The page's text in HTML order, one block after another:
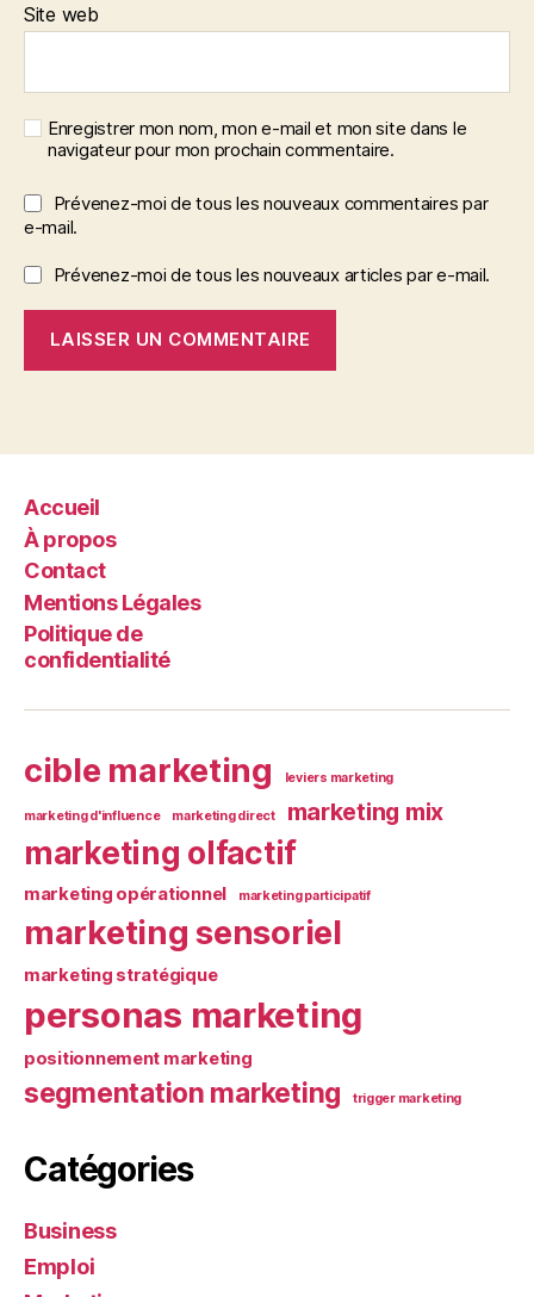
Site web
Enregistrer mon nom, mon e-mail et mon site dans le
navigateur pour mon prochain commentaire.
Prévenez-moi de tous les nouveaux commentaires par
e-mail.
Prévenez-moi de tous les nouveaux articles par e-mail.
Accueil
À propos
Contact
Mentions Légales
Politique de
confidentialité
cible marketing leviers marketing
marketing d'influence marketing direct marketing mix
marketing olfactif
marketing opérationnel marketing participatif
marketing sensoriel
marketing stratégique
personas marketing
positionnement marketing
segmentation marketing trigger marketing
Catégories
Business
Emploi